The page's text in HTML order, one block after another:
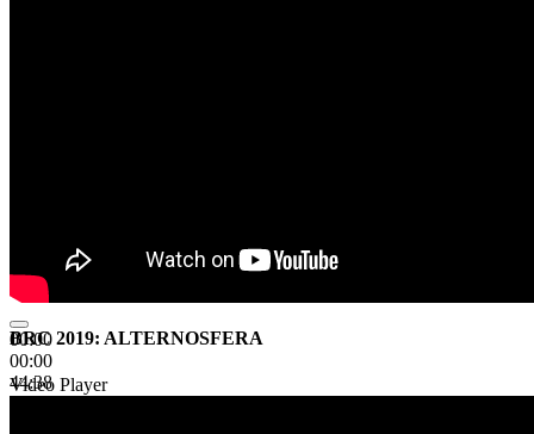
00:00
00:00
44:38
BRC 2019: ALTERNOSFERA
Video Player